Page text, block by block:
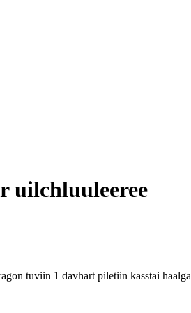
uilchluuleeree
tuviin 1 davhart piletiin kasstai haalga